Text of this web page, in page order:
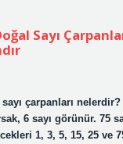
Sayı
çarpanları nelerdir?
6 sayı görünür. 75
1, 3, 5, 15, 25 ve